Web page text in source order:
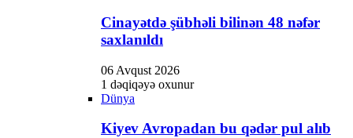
Cinayətdə şübhəli bilinən 48 nəfər
saxlanıldı
06 Avqust 2026
1 dəqiqəyə oxunur
Dünya
Kiyev Avropadan bu qədər pul alıb